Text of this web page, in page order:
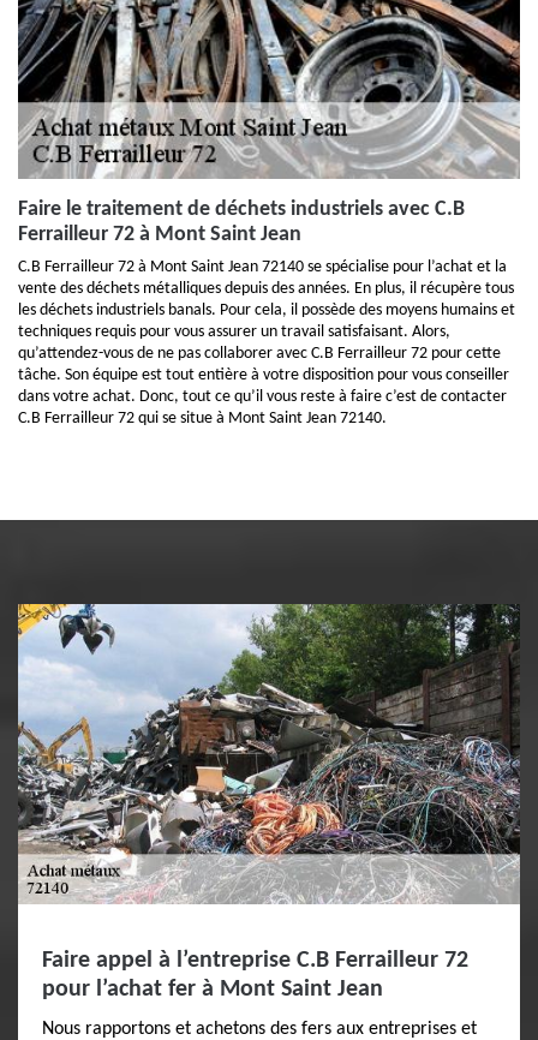
Faire le traitement de déchets industriels avec C.B
Ferrailleur 72 à Mont Saint Jean
C.B Ferrailleur 72 à Mont Saint Jean 72140 se spécialise pour l’achat et la
vente des déchets métalliques depuis des années. En plus, il récupère tous
les déchets industriels banals. Pour cela, il possède des moyens humains et
techniques requis pour vous assurer un travail satisfaisant. Alors,
qu’attendez-vous de ne pas collaborer avec C.B Ferrailleur 72 pour cette
tâche. Son équipe est tout entière à votre disposition pour vous conseiller
dans votre achat. Donc, tout ce qu’il vous reste à faire c’est de contacter
C.B Ferrailleur 72 qui se situe à Mont Saint Jean 72140.
Faire appel à l’entreprise C.B Ferrailleur 72
pour l’achat fer à Mont Saint Jean
Nous rapportons et achetons des fers aux entreprises et